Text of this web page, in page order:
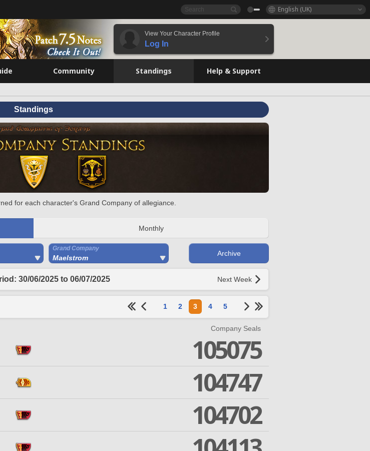
English (UK)
View Your Character Profile
Log In
Community Standings Help & Support
Standings
for each character's Grand Company of allegiance.
Monthly
Grand Company
Maelstrom
Archive
30/06/2025 to 06/07/2025 Next Week
1 2 3 4 5
Company Seals
105075
104747
104702